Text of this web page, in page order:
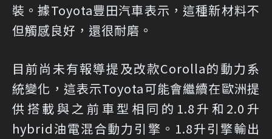
裝。據Toyota豐田汽車表示，這種新材料不
但觸感良好，還很耐磨。
目前尚未有報導提及改款Corolla的動力系
統變化，這表示Toyota可能會繼續在歐洲提
供搭載與之前車型相同的1.8升和2.0升
hybrid油電混合動力引擎。1.8升引擎輸出